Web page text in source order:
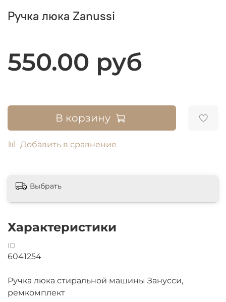
Ручка люка Zanussi
550.00 руб
В корзину
Добавить в сравнение
Характеристики
ID
6041254
Ручка люка стиральной машины Занусси,
ремкомплект
Выбрать